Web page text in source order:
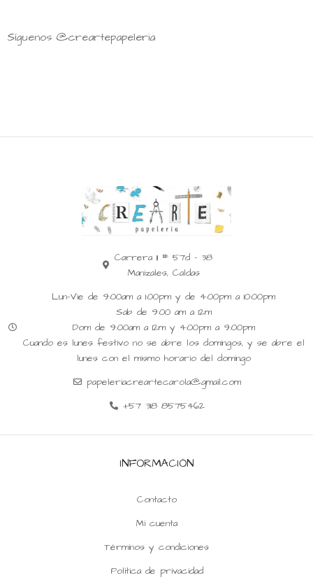
Síguenos @creartepapeleria
Carrera 11 # 57d - 38
Manizales, Caldas
Lun-Vie de 9:00am a 1:00pm y de 4:00pm a 10:00pm
Sab de 9:00 am a 12m
Dom de 9:00am a 12m y 4:00pm a 9:00pm
Cuando es lunes festivo no se abre los domingos, y se abre el
lunes con el mismo horario del domingo
papeleriacreartecarola@gmail.com
+57 318 8575462
INFORMACIÓN
Contacto
Mi cuenta
Términos y condiciones
Política de privacidad